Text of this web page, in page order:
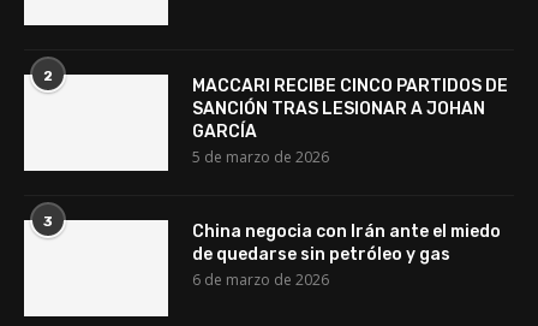
2
MACCARI RECIBE CINCO PARTIDOS DE
SANCIÓN TRAS LESIONAR A JOHAN
GARCÍA
5 de marzo de 2026
3
China negocia con Irán ante el miedo
de quedarse sin petróleo y gas
6 de marzo de 2026